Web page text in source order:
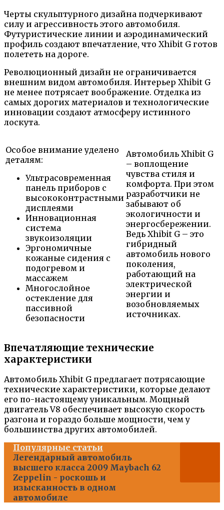
Черты скульптурного дизайна подчеркивают
силу и агрессивность этого автомобиля.
Футуристические линии и аэродинамический
профиль создают впечатление, что Xhibit G готов
полететь на дороге.
Революционный дизайн не ограничивается
внешним видом автомобиля. Интерьер Xhibit G
не менее потрясает воображение. Отделка из
самых дорогих материалов и технологические
инновации создают атмосферу истинного
лоскута.
Особое внимание уделено
деталям:
Ультрасовременная
панель приборов с
высококонтрастными
дисплеями
Инновационная
система
звукоизоляции
Эргономичные
кожаные сидения с
подогревом и
массажем
Многослойное
остекление для
пассивной
безопасности
Автомобиль Xhibit G
– воплощение
чувства стиля и
комфорта. При этом
разработчики не
забывают об
экологичности и
энергосбережении.
Ведь Xhibit G – это
гибридный
автомобиль нового
поколения,
работающий на
электрической
энергии и
возобновляемых
источниках.
Впечатляющие технические
характеристики
Автомобиль Xhibit G предлагает потрясающие
технические характеристики, которые делают
его по-настоящему уникальным. Мощный
двигатель V8 обеспечивает высокую скорость
разгона и гораздо больше мощности, чем у
большинства других автомобилей.
Популярные статьи
Легендарный автомобиль
высшего класса 2009 Maybach 62
Zeppelin - роскошь и
изысканность в одном
автомобиле